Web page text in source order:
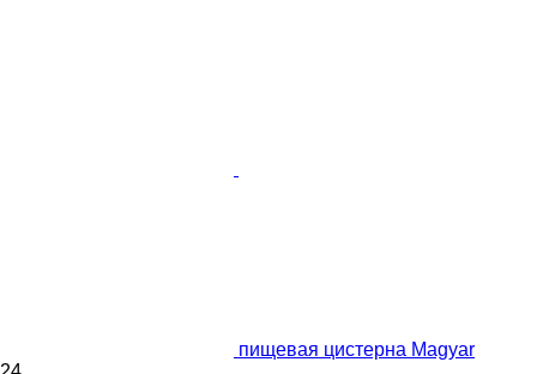
пищевая цистерна Magyar